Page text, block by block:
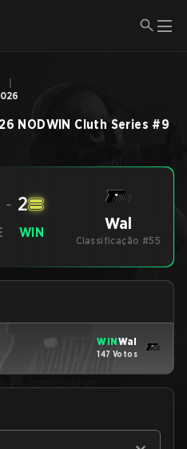
NODWIN Cluth Series #9
- 2
WIN Wal
Classificação #55
WINWal
147 Votos